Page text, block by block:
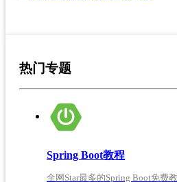
热门专题
Spring Boot教程
全网Star最多的Spring Boot免费